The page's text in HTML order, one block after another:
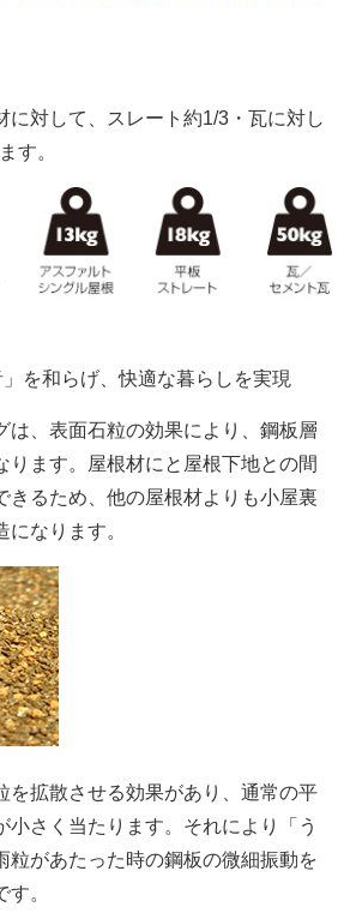
に対して、スレート約1/3・瓦に対し
す。
を和らげ、快適な暮らしを実現
は、表面石粒の効果により、鋼板層
ります。屋根材にと屋根下地との間
きるため、他の屋根材よりも小屋裏
なります。
を拡散させる効果があり、通常の平
小さく当たります。それにより「う
粒があたった時の鋼板の微細振動を
。